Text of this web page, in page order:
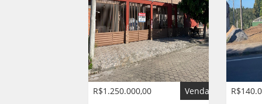
R$1.250.000,00 Venda